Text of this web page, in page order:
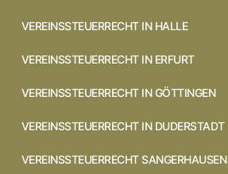
VEREINSSTEUERRECHT IN HALLE
VEREINSSTEUERRECHT IN ERFURT
VEREINSSTEUERRECHT IN GÖTTINGEN
VEREINSSTEUERRECHT IN DUDERSTADT
VEREINSSTEUERRECHT SANGERHAUSEN